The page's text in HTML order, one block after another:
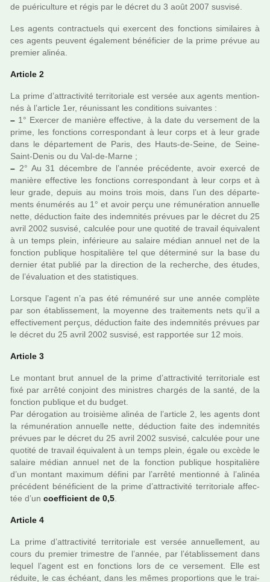
de pué­ri­culture et régis par le décret du 3 août 2007 sus­visé.
Les agents contrac­tuels qui exer­cent des fonc­tions simi­lai­res à
ces agents peu­vent également béné­fi­cier de la prime prévue au
pre­mier alinéa.
Article 2
La prime d’attrac­ti­vité ter­ri­to­riale est versée aux agents men­tion­
nés à l’arti­cle 1er, réu­nis­sant les condi­tions sui­van­tes :
– 1° Exercer de manière effec­tive, à la date du ver­se­ment de la
prime, les fonc­tions cor­res­pon­dant à leur corps et à leur grade
dans le dépar­te­ment de Paris, des Hauts-de-Seine, de Seine-
Saint-Denis ou du Val-de-Marne ;
– 2° Au 31 décem­bre de l’année pré­cé­dente, avoir exercé de
manière effec­tive les fonc­tions cor­res­pon­dant à leur corps et à
leur grade, depuis au moins trois mois, dans l’un des dépar­te­
ments énumérés au 1° et avoir perçu une rému­né­ra­tion annuelle
nette, déduc­tion faite des indem­ni­tés pré­vues par le décret du 25
avril 2002 sus­visé, cal­cu­lée pour une quo­tité de tra­vail équivalent
à un temps plein, infé­rieure au salaire médian annuel net de la
fonc­tion publi­que hos­pi­ta­lière tel que déter­miné sur la base du
der­nier état publié par la direc­tion de la recher­che, des études,
de l’évaluation et des sta­tis­ti­ques.
Lorsque l’agent n’a pas été rému­néré sur une année com­plète
par son établissement, la moyenne des trai­te­ments nets qu’il a
effec­ti­ve­ment perçus, déduc­tion faite des indem­ni­tés pré­vues par
le décret du 25 avril 2002 sus­visé, est rap­por­tée sur 12 mois.
Article 3
Le mon­tant brut annuel de la prime d’attrac­ti­vité ter­ri­to­riale est
fixé par arrêté conjoint des minis­tres char­gés de la santé, de la
fonc­tion publi­que et du budget.
Par déro­ga­tion au troi­sième alinéa de l’arti­cle 2, les agents dont
la rému­né­ra­tion annuelle nette, déduc­tion faite des indem­ni­tés
pré­vues par le décret du 25 avril 2002 sus­visé, cal­cu­lée pour une
quo­tité de tra­vail équivalent à un temps plein, égale ou excède le
salaire médian annuel net de la fonc­tion publi­que hos­pi­ta­lière
d’un mon­tant maxi­mum défini par l’arrêté men­tionné à l’alinéa
pré­cé­dent béné­fi­cient de la prime d’attrac­ti­vité ter­ri­to­riale affec­
tée d’un coef­fi­cient de 0,5
Article 4
La prime d’attrac­ti­vité ter­ri­to­riale est versée annuel­le­ment, au
cours du pre­mier tri­mes­tre de l’année, par l’établissement dans
lequel l’agent est en fonc­tions lors de ce ver­se­ment. Elle est
réduite, le cas échéant, dans les mêmes pro­por­tions que le trai­